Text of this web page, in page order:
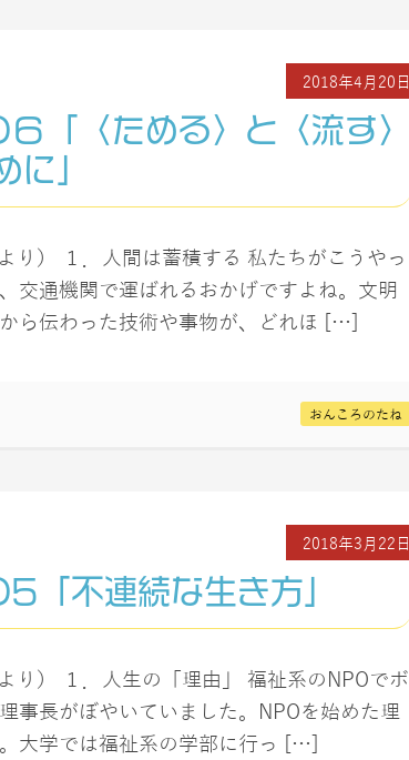
2018年4月20日
「〈ためる〉と〈流す〉
」
り） １．人間は蓄積する 私たちがこうやっ
交通機関で運ばれるおかげですよね。文明
ら伝わった技術や事物が、どれほ […]
おんころのたね
2018年3月22日
「不連続な生き方」
り） １．人生の「理由」 福祉系のNPOでボ
事長がぼやいていました。NPOを始めた理
大学では福祉系の学部に行っ […]